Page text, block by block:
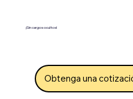
¡Sin cargos ocultos!
Obtenga una